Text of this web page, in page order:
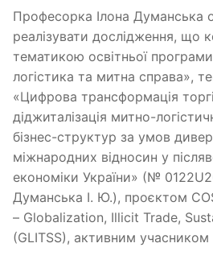
Професорка Ілона Думанська
реалізувати дослідження, що
тематикою освітньої
логістика та митна справа»,
«Цифрова трансформація
діджиталізація митно-
бізнес-структур за умов
міжнародних відносин у
економіки України» (№
Думанська І. Ю.), проєктом
– Globalization, Illicit Trade,
(GLITSS), активним учасником